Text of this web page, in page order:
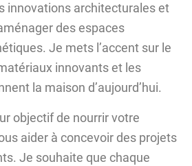
innovations architecturales et
des espaces
Je mets l’accent sur le
innovants et les
la maison d’aujourd’hui.
objectif de nourrir votre
aider à concevoir des projets
Je souhaite que chaque